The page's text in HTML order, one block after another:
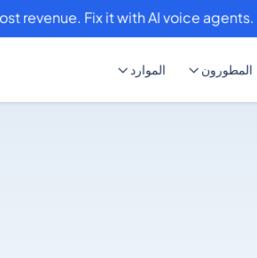
revenue. Fix it with AI voice agents.
المطورون الموارد